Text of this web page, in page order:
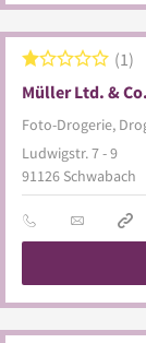
Müller Ltd. &
Foto-Drogerie,
1
Ludwigstr. 7 - 9
91126 Schwabach